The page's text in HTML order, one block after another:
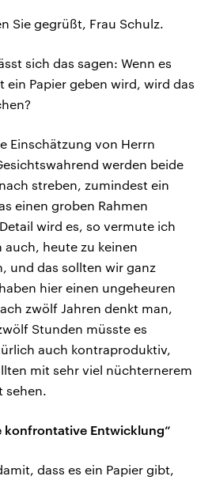
Sie gegrüßt, Frau Schulz.
sich das sagen: Wenn es
Papier geben wird, wird das
Einschätzung von Herrn
werden beide
streben, zumindest ein
einen groben Rahmen
wird es, so vermute ich
heute zu keinen
und das sollten wir ganz
hier einen ungeheuren
zwölf Jahren denkt man,
Stunden müsste es
auch kontraproduktiv,
mit sehr viel nüchternerem
sehen.
konfrontative Entwicklung“
dass es ein Papier gibt,